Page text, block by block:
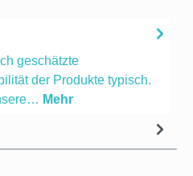
geschätzte
der Produkte typisch.
Mehr